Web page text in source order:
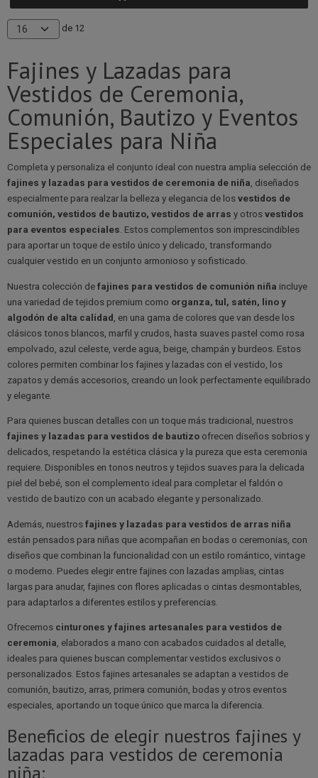
de 12
Fajines y Lazadas para
Vestidos de Ceremonia,
Comunión, Bautizo y Eventos
Especiales para Niña
Completa y personaliza el conjunto ideal con nuestra amplia selección de
fajines y lazadas para vestidos de ceremonia de niña
, diseñados
especialmente para realzar la belleza y elegancia de losvestidos de
comunión, vestidos de bautizo, vestidos de arras
y otros vestidos
para eventos especiales
. Estos complementos son imprescindibles
para aportar un toque de estilo único y delicado, transformando
cualquier vestido en un conjunto armonioso y sofisticado.
Nuestra colección defajines para vestidos de comunión niña
algodón de alta calidad
, en una gama de colores que van desde los
clásicos tonos blancos, marfil y crudos, hasta suaves pastel como rosa
empolvado, azul celeste, verde agua, beige, champán y burdeos. Estos
colores permiten combinar los fajines y lazadas con el vestido, los
zapatos y demás accesorios, creando un look perfectamente equilibrado
y elegante.
Para quienes buscan detalles con un toque más tradicional, nuestros
fajines y lazadas para vestidos de bautizo ofrecen diseños sobrios y
delicados, respetando la estética clásica y la pureza que esta ceremonia
requiere. Disponibles en tonos neutros y tejidos suaves para la delicada
piel del bebé, son el complemento ideal para completar el faldón o
vestido de bautizo con un acabado elegante y personalizado.
Además, nuestros fajines y lazadas para vestidos de arras niña
diseños que combinan la funcionalidad con un estilo romántico, vintage
o moderno. Puedes elegir entre fajines con lazadas amplias, cintas
largas para anudar, fajines con flores aplicadas o cintas desmontables,
para adaptarlos a diferentes estilos y preferencias.
Ofrecemoscinturones y fajines artesanales para vestidos de
ceremonia
, elaborados a mano con acabados cuidados al detalle,
ideales para quienes buscan complementar vestidos exclusivos o
personalizados. Estos fajines artesanales se adaptan a vestidos de
comunión, bautizo, arras, primera comunión, bodas y otros eventos
especiales, aportando un toque único que marca la diferencia.
Beneficios de elegir nuestros fajines y
lazadas para vestidos de ceremonia
niña: